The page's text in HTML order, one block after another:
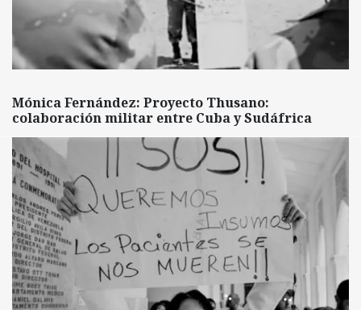
Mónica Fernández: Proyecto Thusano:
colaboración militar entre Cuba y Sudáfrica